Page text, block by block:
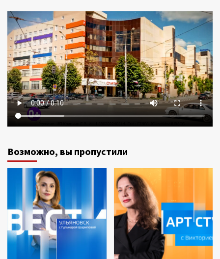
Возможно, вы пропустили